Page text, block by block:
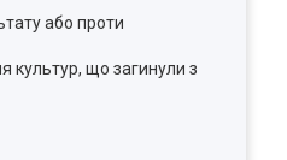
або проти
культур, що загинули з